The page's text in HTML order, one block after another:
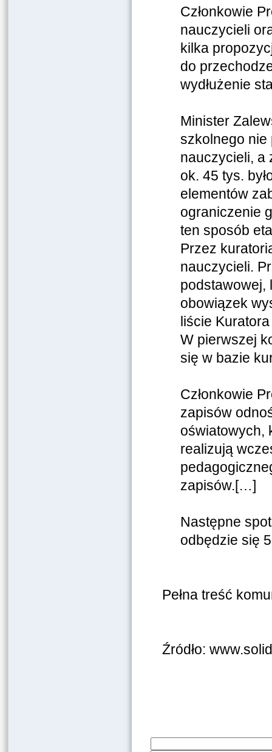
Członkowie
nauczycieli
kilka
do
wydłużenie
Minister
szkolnego nie
nauczycieli, a
ok. 45 tys.
elementów
ograniczenie
ten sposób
Przez
nauczycieli.
podstawowej,
obowiązek
liście
W pierwszej
się w bazie
Członkowie
zapisów
oświatowych,
realizują
zapisów.[…]
Następne
odbędzie się
Pełna treść
Źródło: